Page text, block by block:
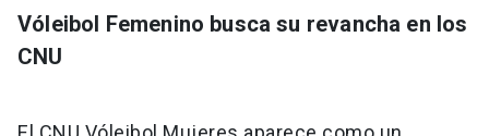
Vóleibol Femenino busca su revancha en los
CNU